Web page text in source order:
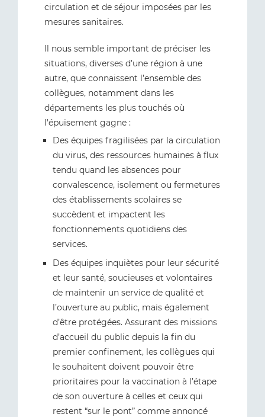
circulation et de séjour imposées par les
mesures sanitaires.
Il nous semble important de préciser les
situations, diverses d’une région à une
autre, que connaissent l’ensemble des
collègues, notamment dans les
départements les plus touchés où
l'épuisement gagne :
Des équipes fragilisées par la circulation
du virus, des ressources humaines à flux
tendu quand les absences pour
convalescence, isolement ou fermetures
des établissements scolaires se
succèdent et impactent les
fonctionnements quotidiens des
services.
Des équipes inquiètes pour leur sécurité
et leur santé, soucieuses et volontaires
de maintenir un service de qualité et
l’ouverture au public, mais également
d’être protégées. Assurant des missions
d’accueil du public depuis la fin du
premier confinement, les collègues qui
le souhaitent doivent pouvoir être
prioritaires pour la vaccination à l’étape
de son ouverture à celles et ceux qui
restent “sur le pont” comme annoncé